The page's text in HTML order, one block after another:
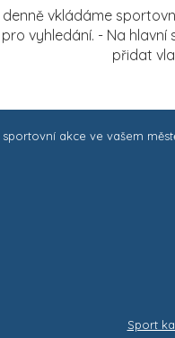
denně vkládáme
vyhledání. - Na hlavní
přidat
akce ve vašem
Sport